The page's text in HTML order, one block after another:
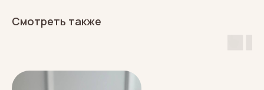
Смотреть также